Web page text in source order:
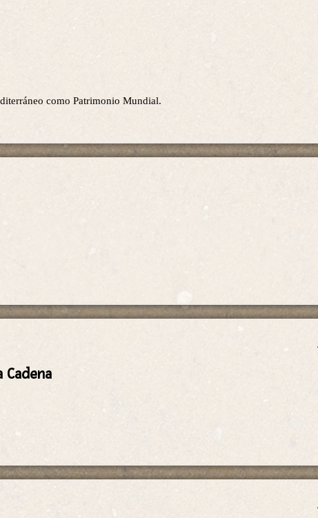
como Patrimonio Mundial.
Cadena